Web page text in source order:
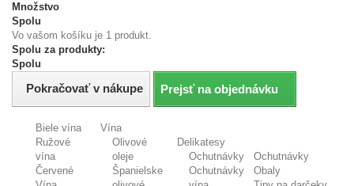
Množstvo
Spolu
Vo vašom košíku je 1 produkt.
Spolu za produkty:
Spolu
Pokračovať v nákupe Prejsť na objednávku
Vína
Biele vína
Ružové
vína
Červené
Delikatesy
Olivové
oleje
Španielske
Ochutnávky
Ochutnávky
Ochutnávky
Obaly